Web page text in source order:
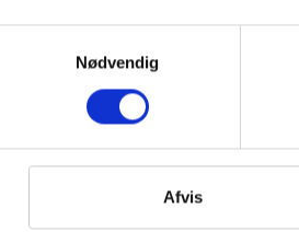
Nødvendig
Afvis